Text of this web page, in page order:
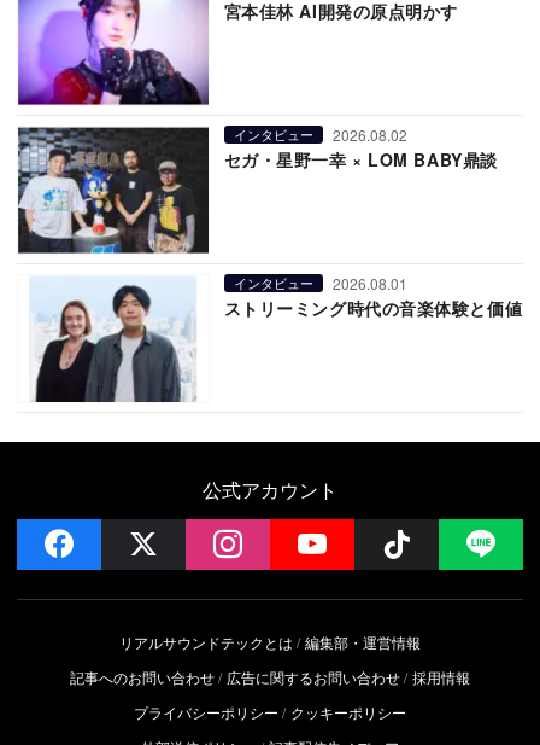
宮本佳林 AI開発の原点明かす
インタビュー 2026.08.02
セガ・星野一幸 × LOM BABY鼎談
インタビュー 2026.08.01
ストリーミング時代の音楽体験と価値
公式アカウント
facebook instagramYouTube Follow
リアルサウンドテックとは
編集部・運営情報
記事へのお問い合わせ
広告に関するお問い合わせ 採用情報
プライバシーポリシー
クッキーポリシー